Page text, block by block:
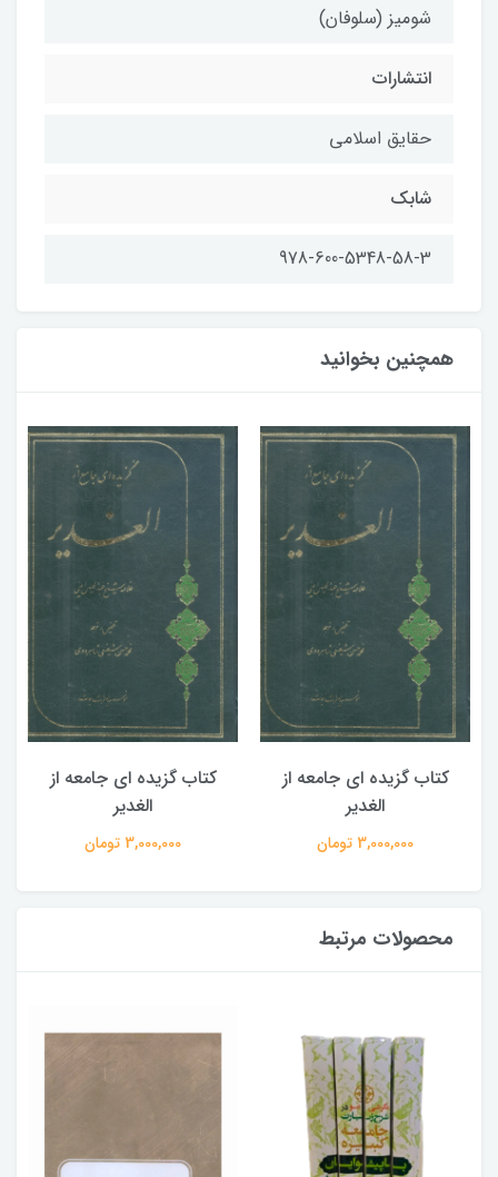
شومیز (سلوفان)
انتشارات
حقایق اسلامی
شابک
978-600-5348-58-3
همچنین بخوانید
کتاب گزیده ای جامعه از
الغدیر
3,000,000 تومان
کتاب گزیده ای جامعه از
الغدیر
3,000,000 تومان
محصولات مرتبط